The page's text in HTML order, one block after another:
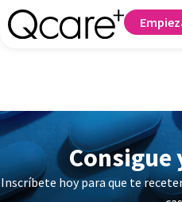
Consigue
Inscríbete hoy para que te